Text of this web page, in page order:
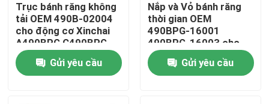
Nhà
Sản phẩm
Trục bánh răng không
tải OEM 490B-02004
cho động cơ Xinchai
A490BPG C490BPG
B490BPG A495BPG
A498BPG 4D27G31
với bảo hành 3 tháng
Gửi yêu cầu
Nắp và Vỏ bánh răng
thời gian OEM
490BPG-16001
490BPG-16003 cho
Xe nâng Xinchai
A490BPG 4D27G31
Gửi yêu cầu